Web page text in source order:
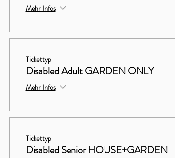
Mehr Infos
Tickettyp
Disabled Adult GARDEN ONLY
Mehr Infos
Tickettyp
Disabled Senior HOUSE+GARDEN